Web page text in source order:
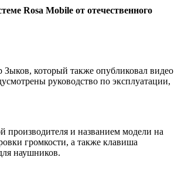
Rosa Mobile от отечественного
который также опубликовал видео
руководство по эксплуатации,
производителя и названием модели на
громкости, а также клавиша
наушников.